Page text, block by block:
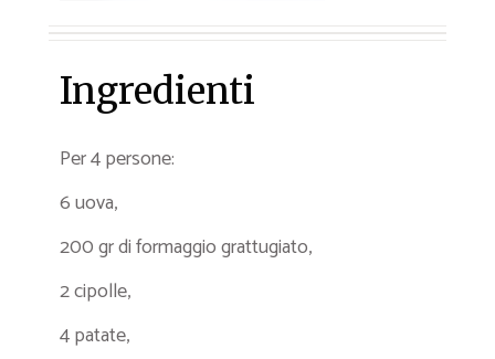
Ingredienti
Per 4 persone:
6 uova,
200 gr di formaggio grattugiato,
2 cipolle,
4 patate,